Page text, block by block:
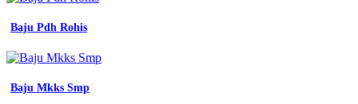
Baju Pdh Rohis
Baju Mkks Smp